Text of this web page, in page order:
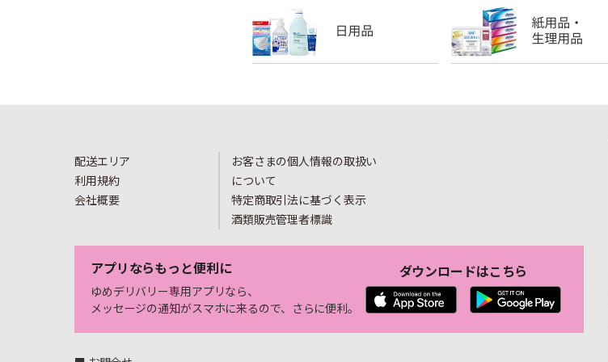
配送エリア
利用規約
会社概要
お客さまの個人情報の取扱い
について
特定商取引法に基づく表示
酒類販売管理者標識
アプリならもっと便利に
ゆめデリバリー専用アプリなら、
メッセージの通知がスマホに来るので、さらに便利。
ダウンロードはこちら